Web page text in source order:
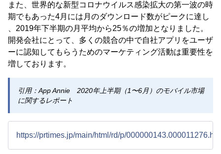
また、世界的な新型コロナウイルス感染拡大の第一波の時
期でもあった4月には月のダウンロード数がピークに達し
、2019年下半期の月平均から25％の増加となりました。
開発会社にとって、多くの競合の中で自社アプリをユーザ
ーに認知してもらうためのマーケティング活動は重要性を
増しております。
引用：App Annie 2020年上半期（1〜6月）のモバイル市場
に関するレポート
https://prtimes.jp/main/html/rd/p/